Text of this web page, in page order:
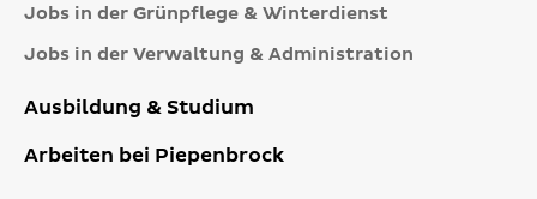
Jobs in der Grünpflege & Winterdienst
Jobs in der Verwaltung & Administration
Ausbildung & Studium
Arbeiten bei Piepenbrock